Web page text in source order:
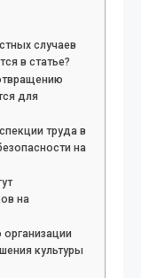
случаев
в статье?
для
труда в
на
на
культуры